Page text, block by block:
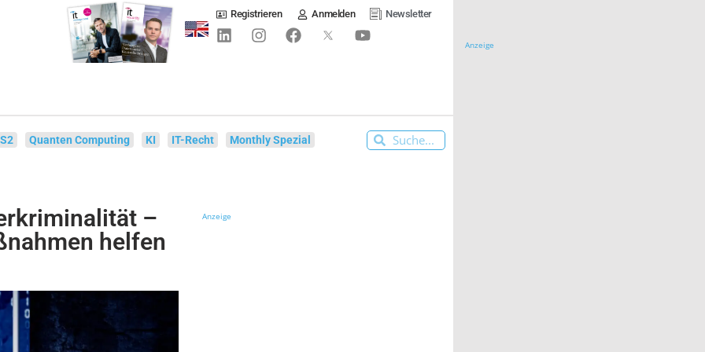
Registrieren Anmelden Newsletter
Quanten Computing KI IT-Recht Monthly Spezial
–
helfen
Anzeige
Anzeige